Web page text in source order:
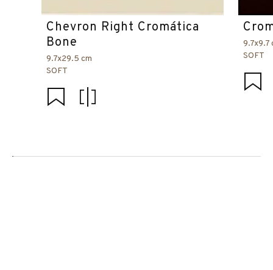
Chevron Right Cromática
Bone
9.7x29.5 cm
SOFT
9.7x9.7
SOFT